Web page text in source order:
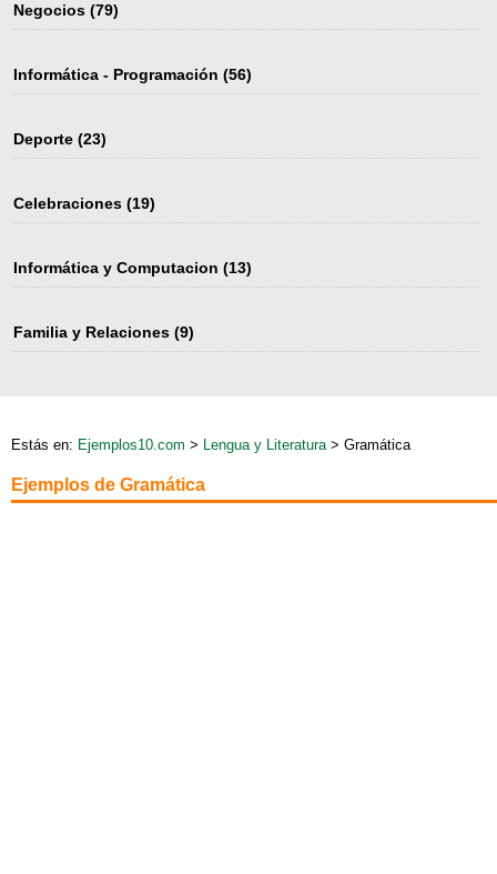
Negocios (79)
Informática - Programación (56)
Deporte (23)
Celebraciones (19)
Informática y Computacion (13)
Familia y Relaciones (9)
Estás en: Ejemplos10.com > Lengua y Literatura> Gramática
Ejemplos de Gramática